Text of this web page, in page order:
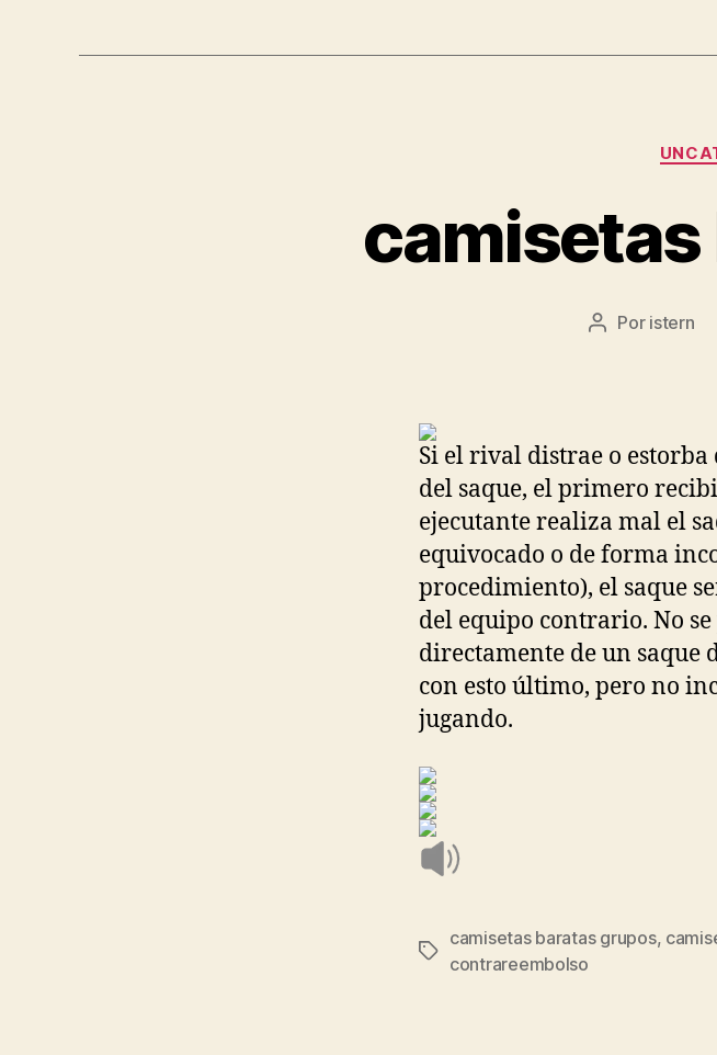
Autor
Por istern
Si el rival distrae o
del saque, el primero
ejecutante realiza mal el
equivocado o de forma
procedimiento), el saque
del equipo contrario. No
directamente de un saque
con esto último, pero no
jugando.
Etiquetas
camisetas baratas grupos,
contrareembolso